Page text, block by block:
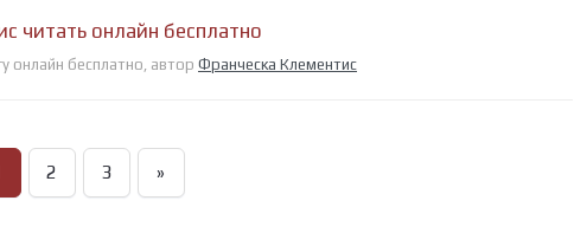
читать онлайн бесплатно
онлайн бесплатно, автор Франческа Клементис
2 3 »